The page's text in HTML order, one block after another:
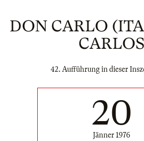
DON CARLO
CARLOS
42. Aufführung in dieser
20
Jänner 1976